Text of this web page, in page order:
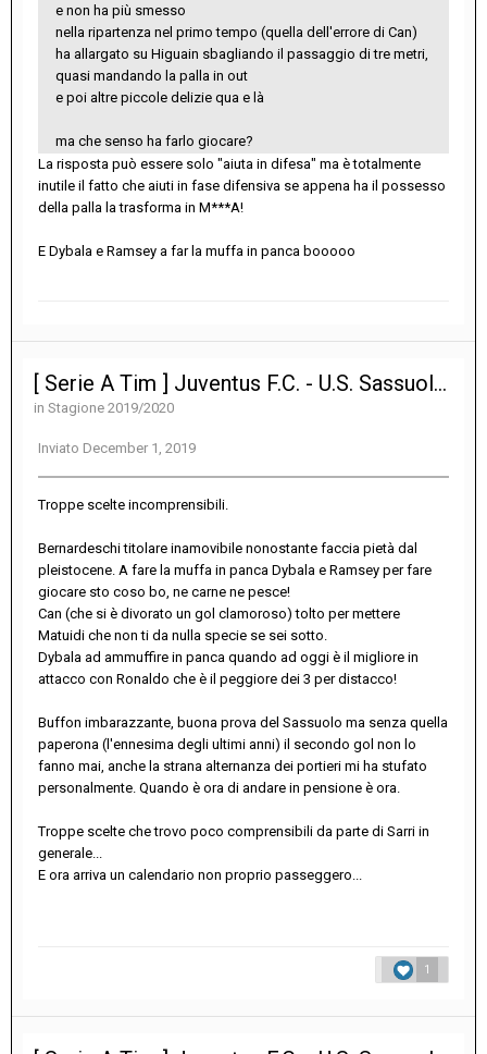
e non ha più smesso
nella ripartenza nel primo tempo (quella dell'errore di Can)
ha allargato su Higuain sbagliando il passaggio di tre metri,
quasi mandando la palla in out
e poi altre piccole delizie qua e là
ma che senso ha farlo giocare?
La risposta può essere solo "aiuta in difesa" ma è totalmente
inutile il fatto che aiuti in fase difensiva se appena ha il possesso
della palla la trasforma in M***A!
E Dybala e Ramsey a far la muffa in panca booooo
[ Serie A Tim ] Juventus F.C. - U.S. Sassuolo Calcio 2-2
in Stagione 2019/2020
Inviato December 1, 2019
Troppe scelte incomprensibili.
Bernardeschi titolare inamovibile nonostante faccia pietà dal
pleistocene. A fare la muffa in panca Dybala e Ramsey per fare
giocare sto coso bo, ne carne ne pesce!
Can (che si è divorato un gol clamoroso) tolto per mettere
Matuidi che non ti da nulla specie se sei sotto.
Dybala ad ammuffire in panca quando ad oggi è il migliore in
attacco con Ronaldo che è il peggiore dei 3 per distacco!
Buffon imbarazzante, buona prova del Sassuolo ma senza quella
paperona (l'ennesima degli ultimi anni) il secondo gol non lo
fanno mai, anche la strana alternanza dei portieri mi ha stufato
personalmente. Quando è ora di andare in pensione è ora.
Troppe scelte che trovo poco comprensibili da parte di Sarri in
generale...
E ora arriva un calendario non proprio passeggero...
1